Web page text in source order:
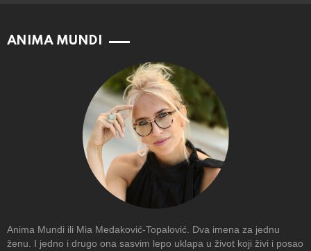
ANIMA MUNDI
Anima Mundi ili Mia Medaković-Topalović. Dva imena za jednu
ženu. I jedno i drugo ona sasvim lepo uklapa u život koji živi i posao